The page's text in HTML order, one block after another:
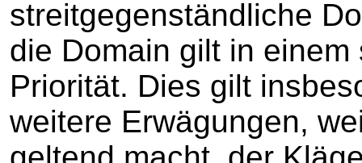
streitgegenständliche
die Domain gilt in
Priorität. Dies gilt
weitere Erwägungen,